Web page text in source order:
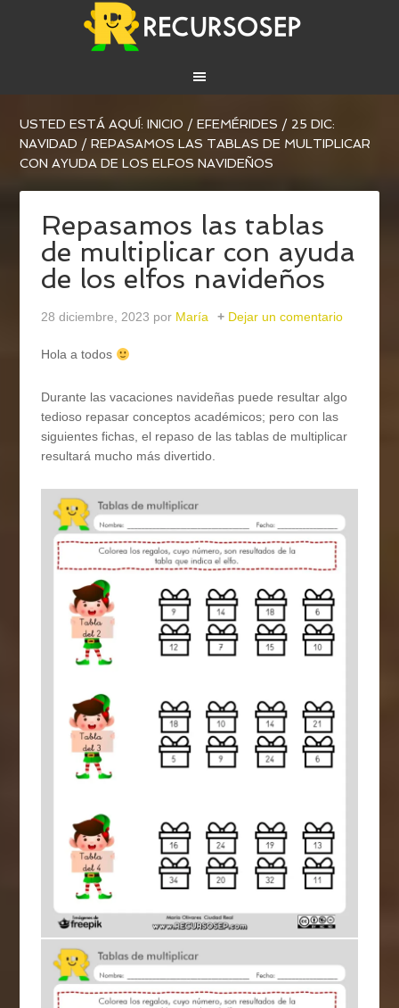
USTED ESTÁ AQUÍ:INICIO / EFEMÉRIDES / 25 DIC:
NAVIDAD / REPASAMOS LAS TABLAS DE MULTIPLICAR
CON AYUDA DE LOS ELFOS NAVIDEÑOS
Repasamos las tablas
de multiplicar con ayuda
de los elfos navideños
28 diciembre, 2023 por María Dejar un comentario
Hola a todos
Durante las vacaciones navideñas puede resultar algo
tedioso repasar conceptos académicos; pero con las
siguientes fichas, el repaso de las tablas de multiplicar
resultará mucho más divertido.